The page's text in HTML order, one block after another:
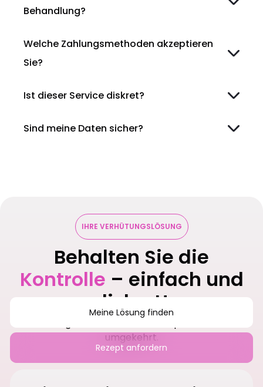
Behandlung?
Welche Zahlungsmethoden akzeptieren
Sie?
Ist dieser Service diskret?
Sind meine Daten sicher?
IHRE VERHÜTUNGSLÖSUNG
Behalten Sie die
Kontrolle – einfach und
diskret!
umgekehrt.
Meine Lösung finden
Rezept anfordern